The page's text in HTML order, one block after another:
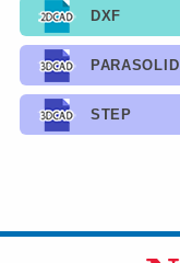
DXF
PARASOLID
STEP